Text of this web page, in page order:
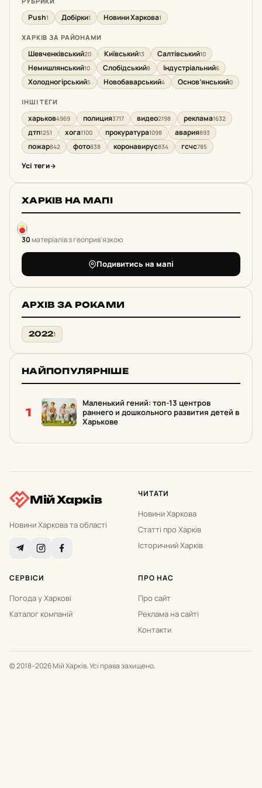
Push1 Добірки1 Новини Харкова1
ХАРКІВ ЗА РАЙОНАМИ
Шевченківський20 Київський13 Салтівський10
Немишлянський10 Слобідський8 Індустріальний6
Холодногірський5 Новобаварський4 Основ’янський0
ІНШІ ТЕГИ
харьков4969 полиция3717 видео2198 реклама1632
дтп1251 хога1100 прокуратура1098 авария893
пожар842 фото838 коронавирус834 гсчс785
Усі теги
ХАРКІВ НА МАПІ
30матеріалів з геоприв'язкою
Подивитись на мапі
АРХІВ ЗА РОКАМИ
20221
НАЙПОПУЛЯРНІШЕ
1
Маленький гений: топ-13 центров
раннего и дошкольного развития детей в
Харькове
Мій Харків
Новини Харкова та області
ЧИТАТИ
Новини Харкова
Статті про Харків
Історичний Харків
СЕРВІСИ
Погода у Харкові
Каталог компаній
ПРО НАС
Про сайт
Реклама на сайті
Контакти
© 2018–2026 Мій Харків. Усі права захищено.